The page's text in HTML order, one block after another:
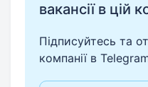
вакансії в цій
Підписуйтесь та
компанії в